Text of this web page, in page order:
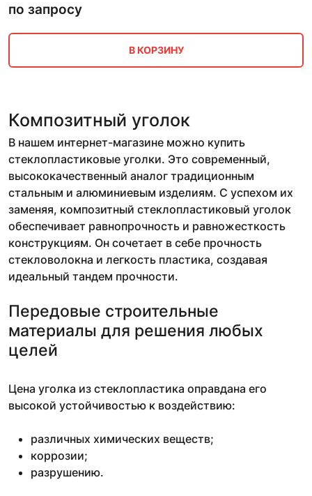
по запросу
В КОРЗИНУ
Композитный уголок
В нашем интернет-магазине можно купить
стеклопластиковые уголки. Это современный,
высококачественный аналог традиционным
стальным и алюминиевым изделиям. С успехом их
заменяя, композитный стеклопластиковый уголок
обеспечивает равнопрочность и равножесткость
конструкциям. Он сочетает в себе прочность
стекловолокна и легкость пластика, создавая
идеальный тандем прочности.
Передовые строительные
материалы для решения любых
целей
Цена уголка из стеклопластика оправдана его
высокой устойчивостью к воздействию:
различных химических веществ;
коррозии;
разрушению.